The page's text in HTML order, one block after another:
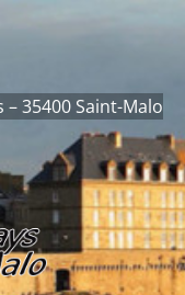
– 35400 Saint-Malo